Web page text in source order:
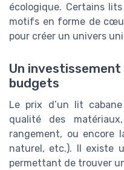
écologique. Certains
motifs en forme de
pour créer un univers
Un
budgets
Le prix d’un lit
qualité des
rangement, ou encore
naturel, etc.). Il existe
permettant de trouver